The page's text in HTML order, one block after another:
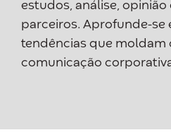
estudos, análise, opinião
parceiros. Aprofunde-se
tendências que moldam
comunicação